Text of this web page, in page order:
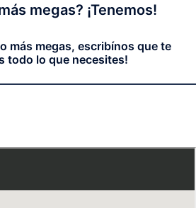
megas? ¡Tenemos!
más megas, escribínos que te
todo lo que necesites!